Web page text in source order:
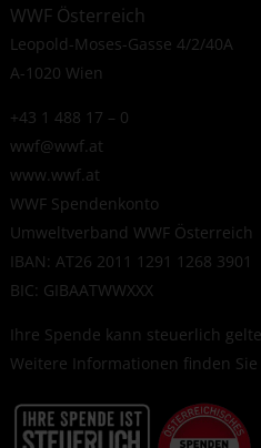
WWF Österreich
Leopold-Moses-Gasse 4/2/40A
A-1020 Wien
+43 1 488 17 – 0
wwf@wwf.at
www.wwf.at
WWF Spendenkonto
Umweltverband WWF Österreich
IBAN: AT26 2011 1291 1268 3901
BIC: GIBAATWWXXX
Ihre Spende kann steuerlich
Weitere Informationen finden